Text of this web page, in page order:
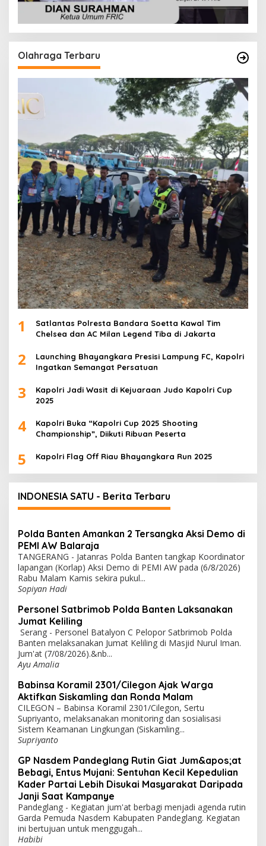
Olahraga Terbaru
1
Satlantas Polresta Bandara Soetta Kawal Tim
Chelsea dan AC Milan Legend Tiba di Jakarta
2
Launching Bhayangkara Presisi Lampung FC, Kapolri
Ingatkan Semangat Persatuan
3
Kapolri Jadi Wasit di Kejuaraan Judo Kapolri Cup
2025
4
Kapolri Buka “Kapolri Cup 2025 Shooting
Championship”, Diikuti Ribuan Peserta
5 Kapolri Flag Off Riau Bhayangkara Run 2025
INDONESIA SATU - Berita Terbaru
Polda Banten Amankan 2 Tersangka Aksi Demo di
PEMI AW Balaraja
TANGERANG - Jatanras Polda Banten tangkap Koordinator
lapangan (Korlap) Aksi Demo di PEMI AW pada (6/8/2026)
Rabu Malam Kamis sekira pukul...
Sopiyan Hadi
Personel Satbrimob Polda Banten Laksanakan
Jumat Keliling
Serang - Personel Batalyon C Pelopor Satbrimob Polda
Banten melaksanakan Jumat Keliling di Masjid Nurul Iman.
Jum'at (7/08/2026).&nb...
Ayu Amalia
Babinsa Koramil 2301/Cilegon Ajak Warga
Aktifkan Siskamling dan Ronda Malam
CILEGON – Babinsa Koramil 2301/Cilegon, Sertu
Supriyanto, melaksanakan monitoring dan sosialisasi
Sistem Keamanan Lingkungan (Siskamling...
Supriyanto
GP Nasdem Pandeglang Rutin Giat Jum&apos;at
Bebagi, Entus Mujani: Sentuhan Kecil Kepedulian
Kader Partai Lebih Disukai Masyarakat Daripada
Janji Saat Kampanye
Pandeglang - Kegiatan jum'at berbagi menjadi agenda rutin
Garda Pemuda Nasdem Kabupaten Pandeglang. Kegiatan
ini bertujuan untuk menggugah...
Habibi